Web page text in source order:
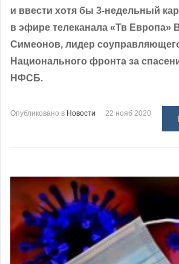
и ввести хотя бы 3-недельный
в эфире телеканала «Тв Европа»
Симеонов, лидер
Национального фронта за
НФСБ.
Опубликовано в Новости 22 нояб 2020